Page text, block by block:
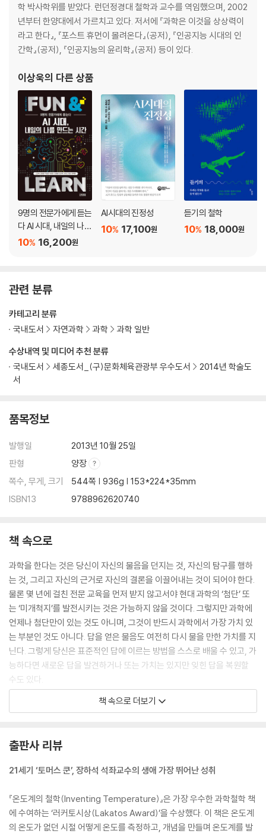
학 박사학위를 받았다. 런던정경대 철학과 교수를 역임했으며, 2002
년부터 한양대에서 가르치고 있다. 저서에 『과학은 이것을 상상력이
라고 한다』, 『포스트 휴먼이 몰려온다』(공저), 『인공지능 시대의 인
간학』(공저), 『인공지능의 윤리학』(공저) 등이 있다.
이상욱의 다른 상품
9명의 전문가에게 듣는
다 AI 시대, 내일의 나를
만드는 시간16,200원
10%
AI시대의 진정성
17,100원
10%
듣기의 철학
18,000원
10%
관련 분류
수상내역 및 미디어 추천 분류
국내도서
세종도서_(구)문화체육관광부 우수도서
2014년 학술도
서
카테고리 분류
국내도서
자연과학 과학 과학 일반
품목정보
발행일
2013년 10월 25일
판형
양장
쪽수, 무게, 크기
544쪽 | 936g | 153*224*35mm
ISBN13
9788962620740
책 속으로
과학을 한다는 것은 당신이 자신의 물음을 던지는 것, 자신의 탐구를 행하
는 것, 그리고 자신의 근거로 자신의 결론을 이끌어내는 것이 되어야 한다.
물론 몇 년에 걸친 전문 교육을 먼저 받지 않고서야 현대 과학의 ‘첨단’ 또
는 ‘미개척지’를 발전시키는 것은 가능하지 않을 것이다. 그렇지만 과학에
언제나 첨단만이 있는 것도 아니며, 그것이 반드시 과학에서 가장 가치 있
는 부분인 것도 아니다. 답을 얻은 물음도 여전히 다시 물을 만한 가치를 지
닌다. 그렇게 당신은 표준적인 답에 이르는 방법을 스스로 배울 수 있고, 가
능하다면 새로운 답을 발견하거나 또는 가치는 있지만 잊힌 답을 복원할
수도 있다.
--- p.30
어날 수 있고 또 일어난다는 점이다. 공리주의 법률가인 제레미 벤담(Jere
my Bentham: 1748~1832)은 이 사례를 들어, 믿고자 하는 우리의 의
지(willingness)가 어떻게 낯익음(familiarity)과 묶여 있는지를 설명했
다. 벤담이 런던에 사는 어느 “학식 있는 의사”에게 브라운의 실험 이야기
를 전했을 때 그가 받은 반응은 다음과 같은 것이었다. “나이 든 이가 젊은
이와 대화를 하면서 취하곤 하는 그런 권위의 거드름을 피우며, [그분은]
책 속으로 더보기
출판사 리뷰
21세기 ‘토머스 쿤’, 장하석 석좌교수의 생애 가장 뛰어난 성취
『온도계의 철학(Inventing Temperature)』은 가장 우수한 과학철학 책
에 수여하는 ‘러커토시상(Lakatos Award)’을 수상했다. 이 책은 온도계
의 온도가 없던 시절 어떻게 온도를 측정하고, 개념을 만들며 온도계를 발